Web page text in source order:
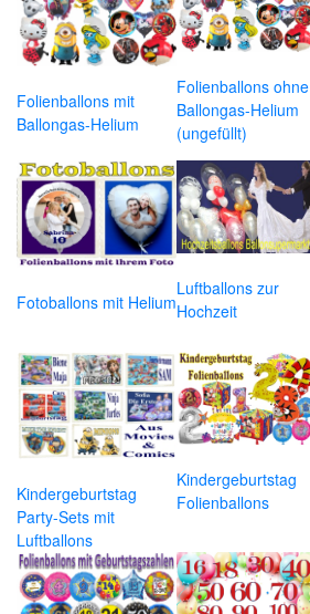
Folienballons mit
Ballongas-Helium
Folienballons ohne
Ballongas-Helium
(ungefüllt)
Fotoballons mit Helium
Luftballons zur
Hochzeit
Kindergeburtstag
Party-Sets mit
Luftballons
Kindergeburtstag
Folienballons